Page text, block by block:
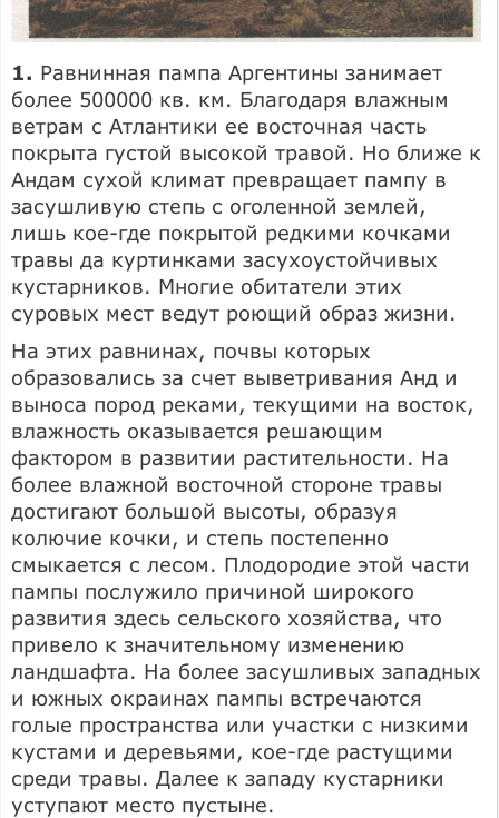
1. Равнинная пампа Аргентины занимает
более 500000 кв. км. Благодаря влажным
ветрам с Атлантики ее восточная часть
покрыта густой высокой травой. Но ближе к
Андам сухой климат превращает пампу в
засушливую степь с оголенной землей,
лишь кое-где покрытой редкими кочками
травы да куртинками засухоустойчивых
кустарников. Многие обитатели этих
суровых мест ведут роющий образ жизни.
На этих равнинах, почвы которых
образовались за счет выветривания Анд и
выноса пород реками, текущими на восток,
влажность оказывается решающим
фактором в развитии растительности. На
более влажной восточной стороне травы
достигают большой высоты, образуя
колючие кочки, и степь постепенно
смыкается с лесом. Плодородие этой части
пампы послужило причиной широкого
развития здесь сельского хозяйства, что
привело к значительному изменению
ландшафта. На более засушливых западных
и южных окраинах пампы встречаются
голые пространства или участки с низкими
кустами и деревьями, кое-где растущими
среди травы. Далее к западу кустарники
уступают место пустыне.